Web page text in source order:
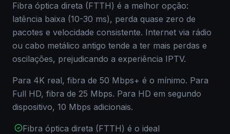
Fibra óptica direta (FTTH) é a melhor opção:
latência baixa (10-30 ms), perda quase zero de
pacotes e velocidade consistente. Internet via rádio
ou cabo metálico antigo tende a ter mais perdas e
oscilações, prejudicando a experiência IPTV.
Para 4K real, fibra de 50 Mbps+ é o mínimo. Para
Full HD, fibra de 25 Mbps. Para HD em segundo
dispositivo, 10 Mbps adicionais.
Fibra óptica direta (FTTH) é o ideal